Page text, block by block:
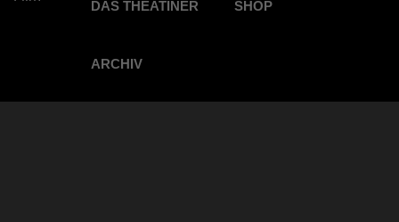
DAS THEATINER SHOP
ARCHIV